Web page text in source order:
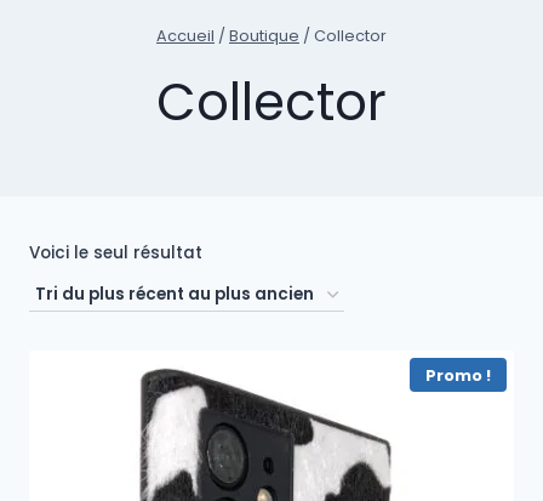
Accueil / Boutique / Collector
Collector
Voici le seul résultat
Promo !